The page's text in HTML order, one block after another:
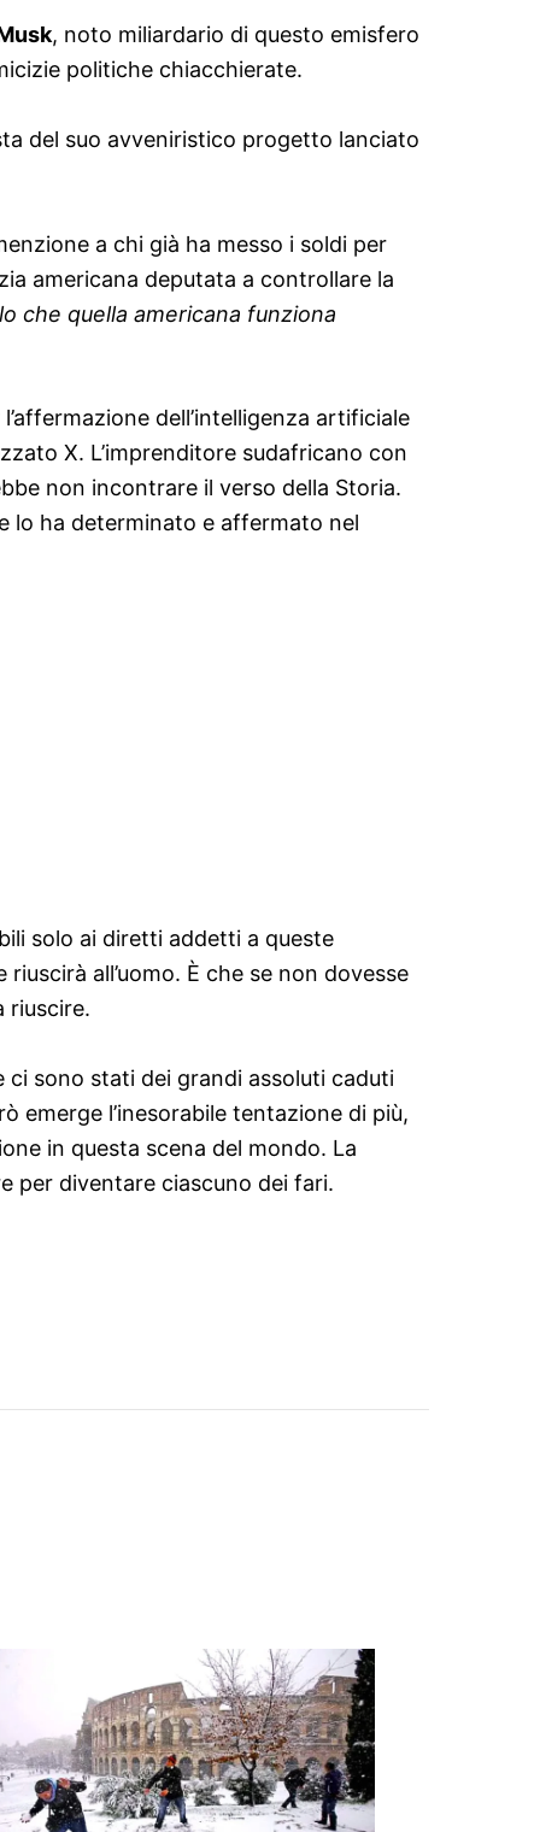
, noto miliardario di questo emisfero
politiche chiacchierate.
del suo avveniristico progetto lanciato
a chi già ha messo i soldi per
americana deputata a controllare la
che quella americana funziona
dell’intelligenza artificiale
X. L’imprenditore sudafricano con
non incontrare il verso della Storia.
lo ha determinato e affermato nel
solo ai diretti addetti a queste
all’uomo. È che se non dovesse
riuscire.
ci sono stati dei grandi assoluti caduti
emerge l’inesorabile tentazione di più,
in questa scena del mondo. La
per diventare ciascuno dei fari.